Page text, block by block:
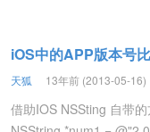
iOS中的APP版本号
天狐 13年前 (2013-05-16)
借助IOS NSSting 自带